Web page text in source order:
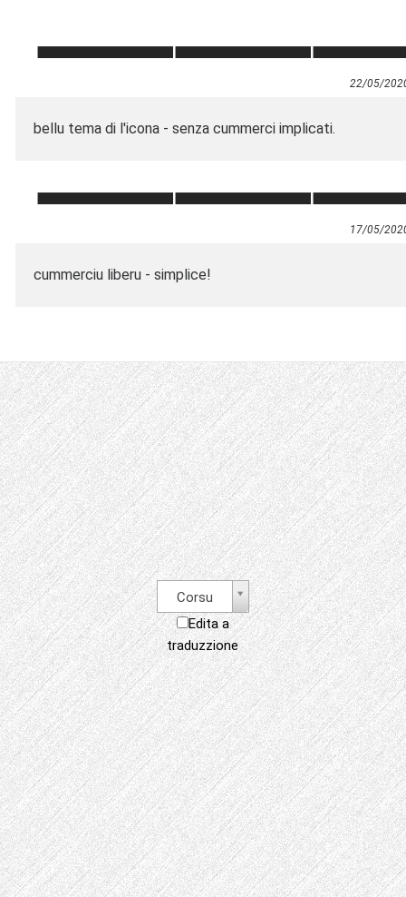
22/05/
bellu tema di l'icona - senza cummerci implicati.
17/05/
cummerciu liberu - simplice!
Corsu
Edita a
traduzzione